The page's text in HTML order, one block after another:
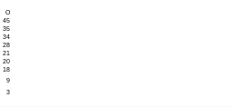
О
45
35
34
28
21
20
18
9
3